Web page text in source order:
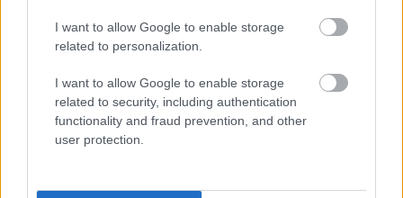
I want to allow Google to enable storage
related to personalization.
I want to allow Google to enable storage
related to security, including authentication
functionality and fraud prevention, and other
user protection.
Látványos építési szakasz indult be a
HÍRLEVÉL